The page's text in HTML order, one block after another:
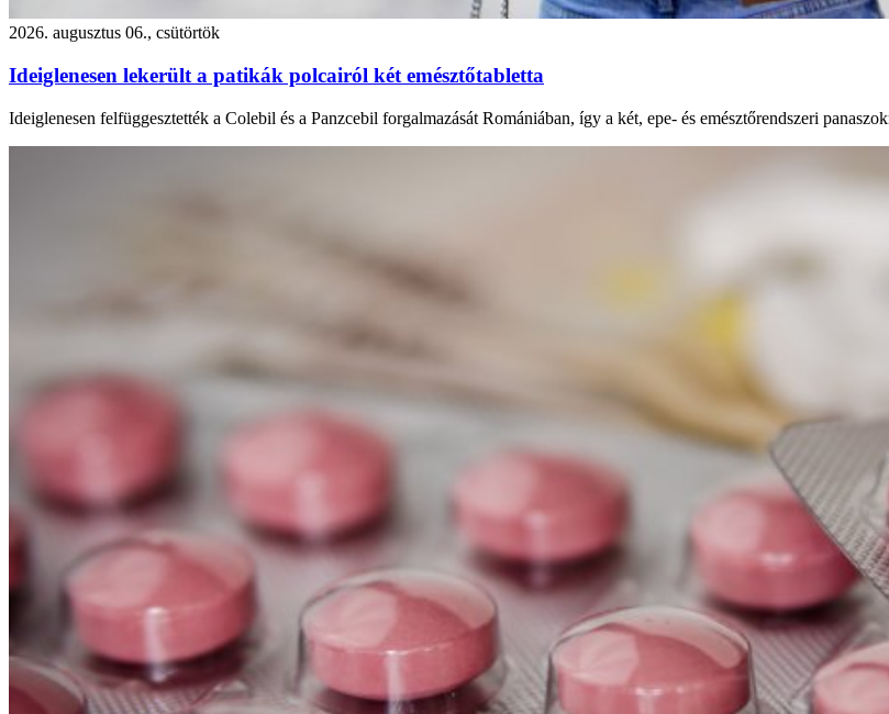
2026. augusztus 06., csütörtök
Ideiglenesen lekerült a patikák polcairól két emésztőtabletta
Ideiglenesen felfüggesztették a Colebil és a Panzcebil forgalmazását Romániában, így a két, epe- és emésztőrendszeri